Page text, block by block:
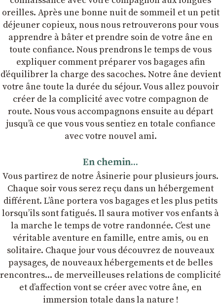
oreilles. Après une bonne nuit de sommeil et un petit
déjeuner copieux, nous nous retrouverons pour vous
apprendre à bâter et prendre soin de votre âne en
toute confiance. Nous prendrons le temps de vous
expliquer comment préparer vos bagages afin
dʼéquilibrer la charge des sacoches. Notre âne devient
votre âne toute la durée du séjour. Vous allez pouvoir
créer de la complicité avec votre compagnon de
route. Nous vous accompagnons ensuite au départ
jusqu’à ce que vous vous sentiez en totale confiance
avec votre nouvel ami.
En chemin...
Vous partirez de notre Âsinerie pour plusieurs jours.
Chaque soir vous serez reçu dans un hébergement
différent. L’âne portera vos bagages et les plus petits
lorsqu’ils sont fatigués. Il saura motiver vos enfants à
la marche le temps de votre randonnée. C’est une
véritable aventure en famille, entre amis, ou en
solitaire. Chaque jour vous découvrez de nouveaux
paysages, de nouveaux hébergements et de belles
rencontres... de merveilleuses relations de complicité
et dʼaffection vont se créer avec votre âne, en
immersion totale dans la nature !